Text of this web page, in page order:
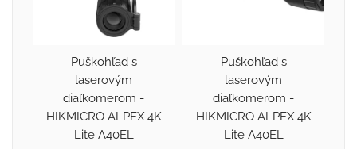
Puškohľad s
laserovým
diaľkomerom -
HIKMICRO ALPEX 4K
Lite A40EL
Puškohľad s
laserovým
diaľkomerom -
HIKMICRO ALPEX 4K
Lite A40EL